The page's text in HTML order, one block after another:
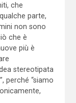
che
parte,
non sono
che è
più è
stereotipata
perché “siamo